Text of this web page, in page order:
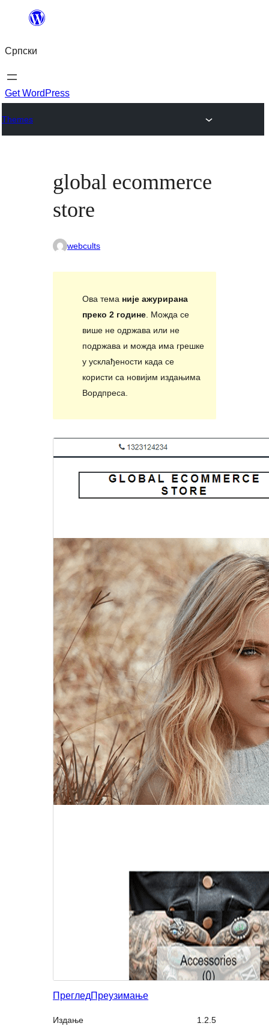
Скочи
садржај
Српски
Get WordPress
Themes
global ecommerce
store
webcults
Ова тема није ажурирана
преко 2 године. Можда се
више не одржава или не
подржава и можда има грешке
у усклађености када се
користи са новијим издањима
Вордпреса.
ПрегледПреузимање
Издање
1.2.5